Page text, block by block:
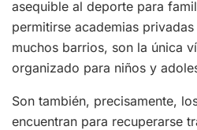
asequible al deporte para
permitirse academias
muchos barrios, son la única
organizado para niños y
Son también, precisamente,
encuentran para recuperarse